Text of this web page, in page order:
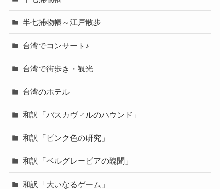
半七捕物帳～江戸散歩
台湾でコンサート♪
台湾で街歩き・観光
台湾のホテル
和訳「バスカヴィルのハウンド」
和訳「ピンク色の研究」
和訳「ベルグレービアの醜聞」
和訳「大いなるゲーム」